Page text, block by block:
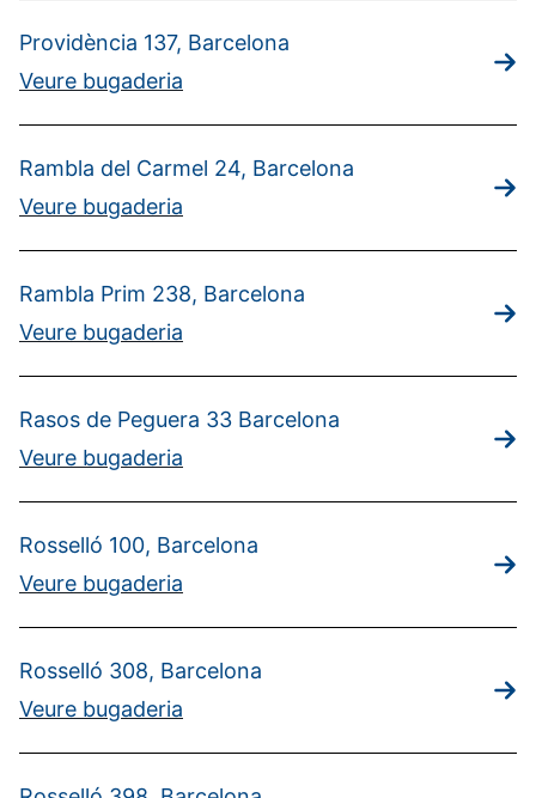
Providència 137, Barcelona
Veure bugaderia
Rambla del Carmel 24, Barcelona
Veure bugaderia
Rambla Prim 238, Barcelona
Veure bugaderia
Rasos de Peguera 33 Barcelona
Veure bugaderia
Rosselló 100, Barcelona
Veure bugaderia
Rosselló 308, Barcelona
Veure bugaderia